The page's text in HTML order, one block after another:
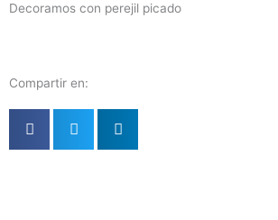
Decoramos con perejil picado
Compartir en: